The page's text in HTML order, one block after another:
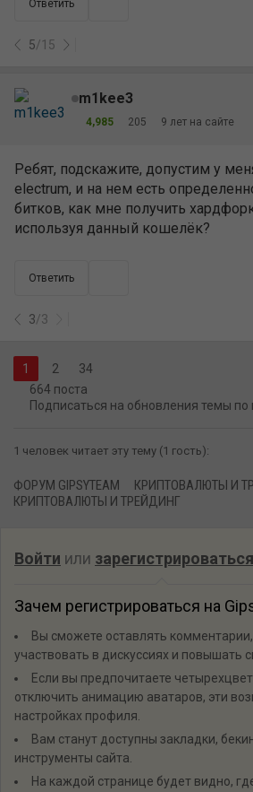
Ответить
5/15
m1kee3
4,985 205 9 лет на сайте
Ребят, подскажите, допустим у
electrum, и на нем есть
битков, как мне получить
используя данный кошелёк?
Ответить
3/3
2
34
664 поста
Подписаться на обновления темы по
1 человек читает эту тему (1 гость):
ФОРУМ GIPSYTEAM
КРИПТОВАЛЮТЫ И
КРИПТОВАЛЮТЫ И ТРЕЙДИНГ
Войти или зарегистрироваться
Зачем регистрироваться на
Вы сможете оставлять
участвовать в дискуссиях и повышать
Если вы предпочитаете
отключить анимацию аватаров, эти
настройках профиля.
Вам станут доступны закладки,
инструменты сайта.
На каждой странице будет видно,